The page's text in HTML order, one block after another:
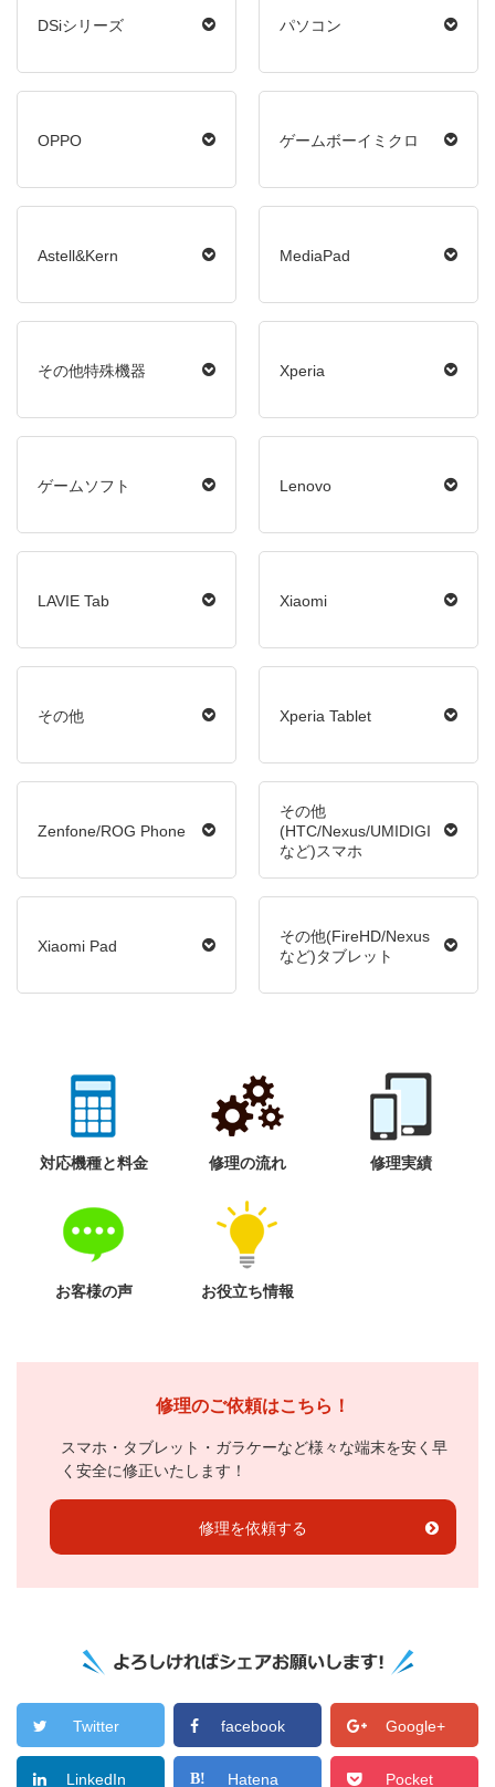
DSiシリーズ パソコン
OPPO ゲームボーイミクロ
Astell&Kern MediaPad
その他特殊機器 Xperia
ゲームソフト Lenovo
LAVIE Tab Xiaomi
その他 Xperia Tablet
Zenfone/ROG Phone
その他
(HTC/Nexus/UMIDIGI
など)スマホ
Xiaomi Pad
その他(FireHD/Nexus
など)タブレット
対応機種と料金 修理の流れ 修理実績
お客様の声 お役立ち情報
修理のご依頼はこちら！
スマホ・タブレット・ガラケーなど様々な端末を安く早
く安全に修正いたします！
修理を依頼する
Twitter facebook Google+
LinkedIn Hatena Pocket